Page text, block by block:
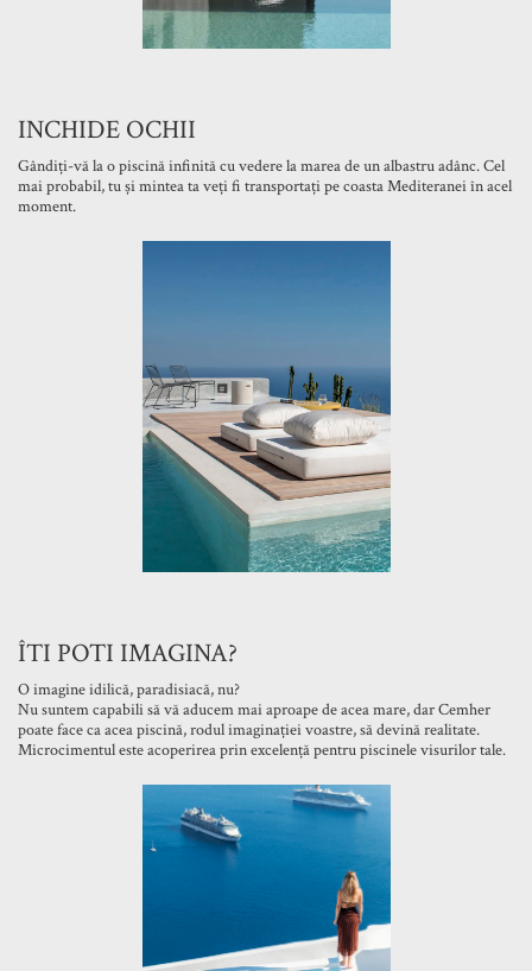
INCHIDE OCHII
Gândiți-vă la o piscină infinită cu vedere la marea de un albastru adânc. Cel
mai probabil, tu și mintea ta veți fi transportați pe coasta Mediteranei în acel
moment.
ÎTI POTI IMAGINA?
O imagine idilică, paradisiacă, nu?
Nu suntem capabili să vă aducem mai aproape de acea mare, dar Cemher
poate face ca acea piscină, rodul imaginației voastre, să devină realitate.
Microcimentul este acoperirea prin excelență pentru piscinele visurilor tale.